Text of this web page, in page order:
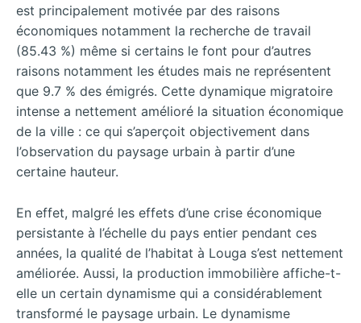
est principalement motivée par des raisons
économiques notamment la recherche de travail
(85.43 %) même si certains le font pour d’autres
raisons notamment les études mais ne représentent
que 9.7 % des émigrés. Cette dynamique migratoire
intense a nettement amélioré la situation économique
de la ville : ce qui s’aperçoit objectivement dans
l’observation du paysage urbain à partir d’une
certaine hauteur.
En effet, malgré les effets d’une crise économique
persistante à l’échelle du pays entier pendant ces
années, la qualité de l’habitat à Louga s’est nettement
améliorée. Aussi, la production immobilière affiche-t-
elle un certain dynamisme qui a considérablement
transformé le paysage urbain. Le dynamisme